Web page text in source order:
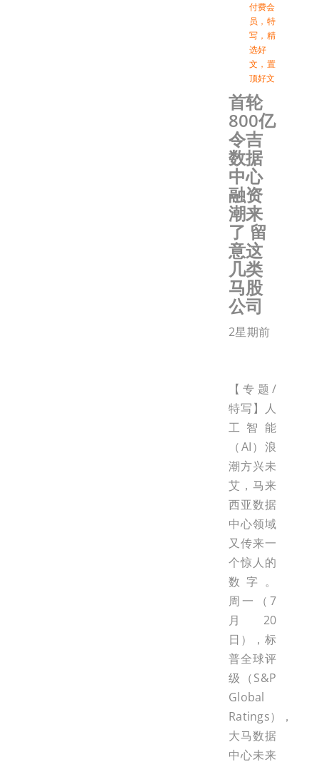
付费会
员 ， 特
写 ， 精
选好
文 ， 置
顶好文
首轮
800亿
令吉
数据
中心
融资
潮来
了 留
意这
几类
马股
公司
2星期前
【专题/
特写】人
工智能
（AI）浪
潮方兴未
艾，马来
西亚数据
中心领域
又传来一
个惊人的
数字。
周一（7
月20
日），标
普全球评
级（S&P
Global
Ratings），
大马数据
中心未来